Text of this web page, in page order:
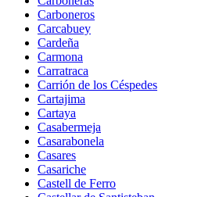
Carboneros
Carcabuey
Cardeña
Carmona
Carratraca
Carrión de los Céspedes
Cartajima
Cartaya
Casabermeja
Casarabonela
Casares
Casariche
Castell de Ferro